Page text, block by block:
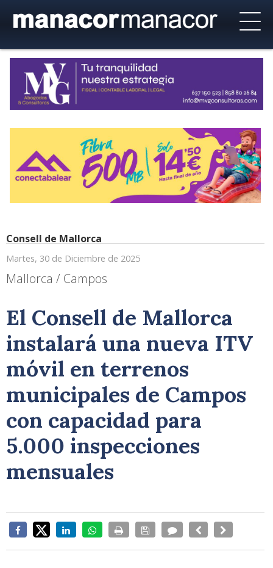
Consell de Mallorca
Martes, 30 de Diciembre de 2025
Mallorca / Campos
El Consell de Mallorca
instalará una nueva ITV
móvil en terrenos
municipales de Campos
con capacidad para
5.000 inspecciones
mensuales